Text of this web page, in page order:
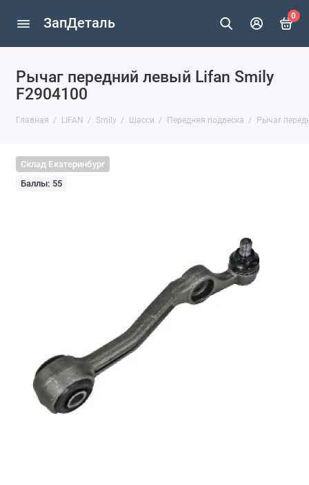
ЗапДеталь 0
Рычаг передний левый Lifan Smily
F2904100
Главная LIFAN Smily Шасси Передняя подвеска Рычаг
Склад Екатеринбург
Баллы: 55